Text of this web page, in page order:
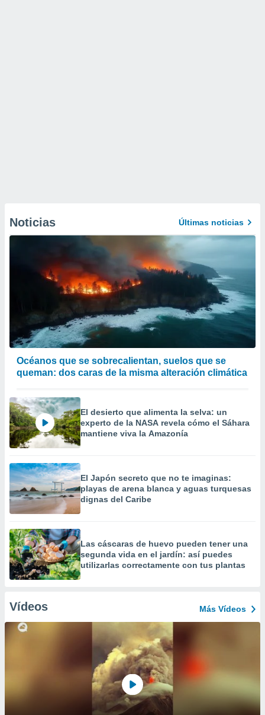
Noticias Últimas noticias
Océanos que se sobrecalientan, suelos que se
queman: dos caras de la misma alteración climática
El desierto que alimenta la selva: un
experto de la NASA revela cómo el Sáhara
mantiene viva la Amazonía
El Japón secreto que no te imaginas:
playas de arena blanca y aguas turquesas
dignas del Caribe
Las cáscaras de huevo pueden tener una
segunda vida en el jardín: así puedes
utilizarlas correctamente con tus plantas
Vídeos Más Vídeos